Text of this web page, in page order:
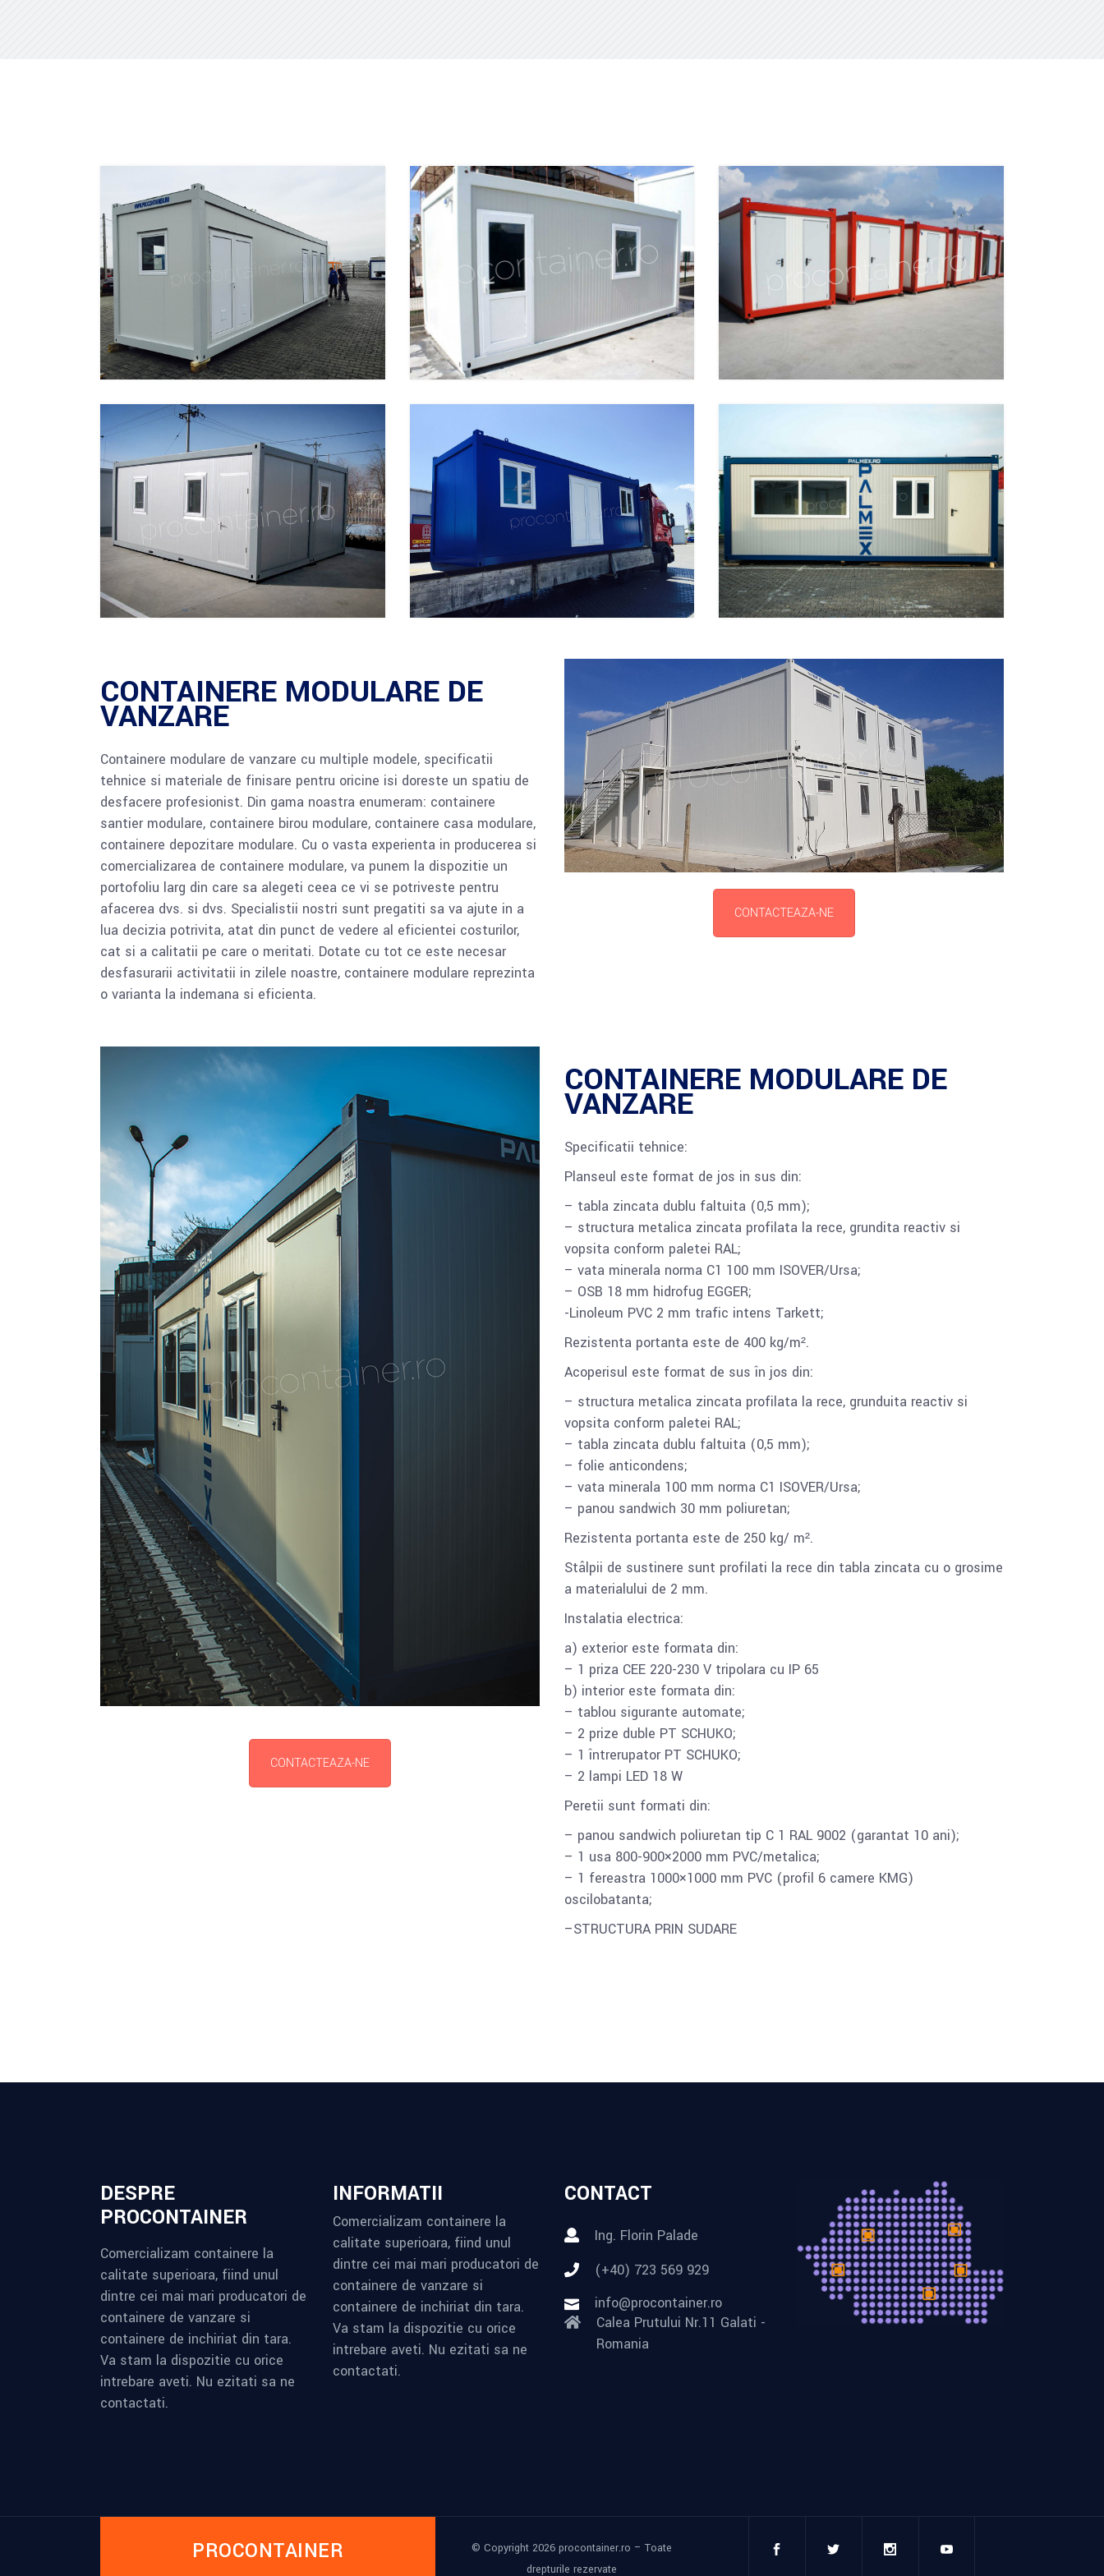
CONTAINERE MODULARE DE
VANZARE
Containere modulare de vanzare cu multiple modele, specificatii
tehnice si materiale de finisare pentru oricine isi doreste un spatiu de
desfacere profesionist. Din gama noastra enumeram: containere
santier modulare, containere birou modulare, containere casa modulare,
containere depozitare modulare. Cu o vasta experienta in producerea si
comercializarea de containere modulare, va punem la dispozitie un
portofoliu larg din care sa alegeti ceea ce vi se potriveste pentru
afacerea dvs. si dvs. Specialistii nostri sunt pregatiti sa va ajute in a
lua decizia potrivita, atat din punct de vedere al eficientei costurilor,
cat si a calitatii pe care o meritati. Dotate cu tot ce este necesar
desfasurarii activitatii in zilele noastre, containere modulare reprezinta
o varianta la indemana si eficienta.
CONTACTEAZA-NE
CONTACTEAZA-NE
CONTAINERE MODULARE DE
VANZARE
Specificatii tehnice:
Planseul este format de jos in sus din:
– tabla zincata dublu faltuita (0,5 mm);
– structura metalica zincata profilata la rece, grundita reactiv si
vopsita conform paletei RAL;
– vata minerala norma C1 100 mm ISOVER/Ursa;
– OSB 18 mm hidrofug EGGER;
-Linoleum PVC 2 mm trafic intens Tarkett;
Rezistenta portanta este de 400 kg/m².
Acoperisul este format de sus în jos din:
– structura metalica zincata profilata la rece, grunduita reactiv si
vopsita conform paletei RAL;
– tabla zincata dublu faltuita (0,5 mm);
– folie anticondens;
– vata minerala 100 mm norma C1 ISOVER/Ursa;
– panou sandwich 30 mm poliuretan;
Rezistenta portanta este de 250 kg/ m².
Stâlpii de sustinere sunt profilati la rece din tabla zincata cu o grosime
a materialului de 2 mm.
Instalatia electrica:
a) exterior este formata din:
– 1 priza CEE 220-230 V tripolara cu IP 65
b) interior este formata din:
– tablou sigurante automate;
– 2 prize duble PT SCHUKO;
– 1 întrerupator PT SCHUKO;
– 2 lampi LED 18 W
Peretii sunt formati din:
– panou sandwich poliuretan tip C 1 RAL 9002 (garantat 10 ani);
– 1 usa 800-900×2000 mm PVC/metalica;
– 1 fereastra 1000×1000 mm PVC (profil 6 camere KMG)
oscilobatanta;
–STRUCTURA PRIN SUDARE
DESPRE
PROCONTAINER
Comercializam containere la
calitate superioara, fiind unul
dintre cei mai mari producatori de
containere de vanzare si
containere de inchiriat din tara.
Va stam la dispozitie cu orice
intrebare aveti. Nu ezitati sa ne
contactati.
INFORMATII
Comercializam containere la
calitate superioara, fiind unul
dintre cei mai mari producatori de
containere de vanzare si
containere de inchiriat din tara.
Va stam la dispozitie cu orice
intrebare aveti. Nu ezitati sa ne
contactati.
CONTACT
Ing. Florin Palade
(+40) 723 569 929
info@procontainer.ro
Calea Prutului Nr.11 Galati -
Romania
PROCONTAINER
© Copyright 2026 procontainer.ro – Toate
drepturile rezervate